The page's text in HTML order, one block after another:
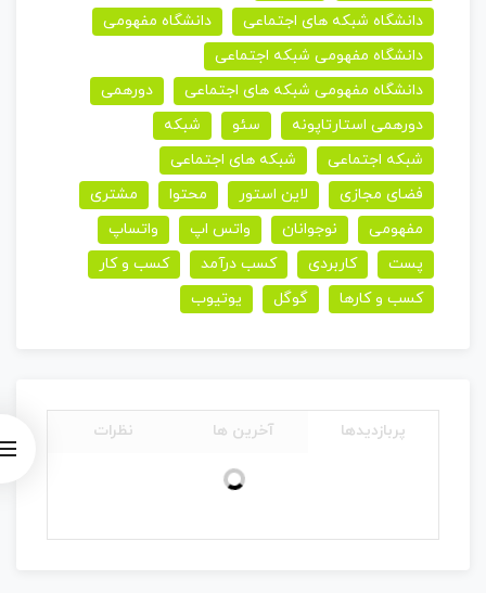
دانشگاه شبکه های اجتماعی
دانشگاه مفهومی
دانشگاه مفهومی شبکه اجتماعی
دانشگاه مفهومی شبکه های اجتماعی
دورهمی
دورهمی استارتاپونه
سئو
شبکه
شبکه اجتماعی
شبکه های اجتماعی
فضای مجازی
لاین استور محتوا
مشتری
مفهومی
نوجوانان واتس اپ
واتساپ
پست
کاربردی کسب درآمد
کسب و کار
کسب و کارها
گوگل یوتیوب
پربازدیدها آخرین ها نظرات